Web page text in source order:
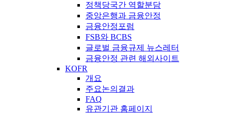
정책당국간 역할분담
중앙은행과 금융안정
금융안정포럼
FSB와 BCBS
글로벌 금융규제 뉴스레터
금융안정 관련 해외사이트
KOFR
개요
주요논의결과
FAQ
유관기관 홈페이지